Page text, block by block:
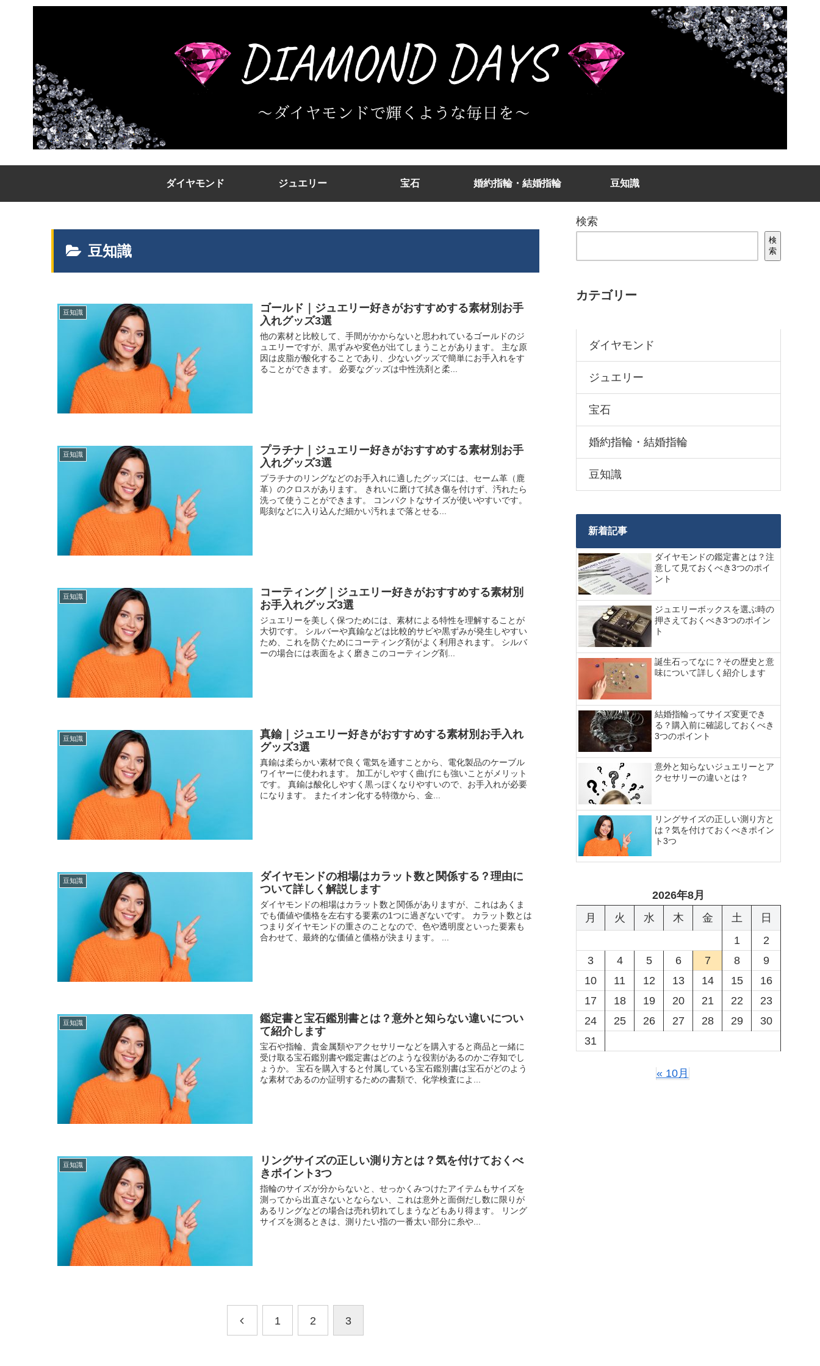
ダイヤモンド ジュエリー 宝石 婚約指輪・結婚指輪 豆知識
豆知識
豆知識
ゴールド｜ジュエリー好きがおすすめする素材別お手
入れグッズ3選
他の素材と比較して、手間がかからないと思われているゴールドのジ
ュエリーですが、黒ずみや変色が出てしまうことがあります。 主な原
因は皮脂が酸化することであり、少ないグッズで簡単にお手入れをす
ることができます。 必要なグッズは中性洗剤と柔...
豆知識
プラチナ｜ジュエリー好きがおすすめする素材別お手
入れグッズ3選
プラチナのリングなどのお手入れに適したグッズには、セーム革（鹿
革）のクロスがあります。 きれいに磨けて拭き傷を付けず、汚れたら
洗って使うことができます。 コンパクトなサイズが使いやすいです。
彫刻などに入り込んだ細かい汚れまで落とせる...
豆知識
コーティング｜ジュエリー好きがおすすめする素材別
お手入れグッズ3選
ジュエリーを美しく保つためには、素材による特性を理解することが
大切です。 シルバーや真鍮などは比較的サビや黒ずみが発生しやすい
ため、これを防ぐためにコーティング剤がよく利用されます。 シルバ
ーの場合には表面をよく磨きこのコーティング剤...
豆知識
真鍮｜ジュエリー好きがおすすめする素材別お手入れ
グッズ3選
真鍮は柔らかい素材で良く電気を通すことから、電化製品のケーブル
ワイヤーに使われます。 加工がしやすく曲げにも強いことがメリット
です。 真鍮は酸化しやすく黒っぽくなりやすいので、お手入れが必要
になります。 またイオン化する特徴から、金...
豆知識
ダイヤモンドの相場はカラット数と関係する？理由に
ついて詳しく解説します
ダイヤモンドの相場はカラット数と関係がありますが、これはあくま
でも価値や価格を左右する要素の1つに過ぎないです。 カラット数とは
つまりダイヤモンドの重さのことなので、色や透明度といった要素も
合わせて、最終的な価値と価格が決まります。 ...
豆知識
鑑定書と宝石鑑別書とは？意外と知らない違いについ
て紹介します
宝石や指輪、貴金属類やアクセサリーなどを購入すると商品と一緒に
受け取る宝石鑑別書や鑑定書はどのような役割があるのかご存知でし
ょうか。 宝石を購入すると付属している宝石鑑別書は宝石がどのよう
な素材であるのか証明するための書類で、化学検査によ...
豆知識
リングサイズの正しい測り方とは？気を付けておくべ
きポイント3つ
指輪のサイズが分からないと、せっかくみつけたアイテムもサイズを
測ってから出直さないとならない、これは意外と面倒だし数に限りが
あるリングなどの場合は売れ切れてしまうなどもあり得ます。 リング
サイズを測るときは、測りたい指の一番太い部分に糸や...
1 2 3
検索
検
索
カテゴリー
ダイヤモンド
ジュエリー
宝石
婚約指輪・結婚指輪
豆知識
新着記事
ダイヤモンドの鑑定書とは？注
意して見ておくべき3つのポイ
ント
ジュエリーボックスを選ぶ時の
押さえておくべき3つのポイン
ト
誕生石ってなに？その歴史と意
味について詳しく紹介します
結婚指輪ってサイズ変更でき
る？購入前に確認しておくべき
3つのポイント
意外と知らないジュエリーとア
クセサリーの違いとは？
リングサイズの正しい測り方と
は？気を付けておくべきポイン
ト3つ
2026年8月
月
火 水 木 金 土
日
1
2
3
4 5 6 7 8
9
10
11 12 13 14 15
16
17
18 19 20 21 22
23
24
25 26 27 28 29
30
31
« 10月